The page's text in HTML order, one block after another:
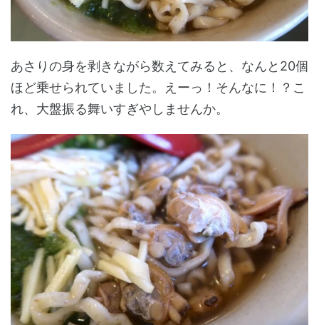
あさりの身を剥きながら数えてみると、なんと20個
ほど乗せられていました。えーっ！そんなに！？こ
れ、大盤振る舞いすぎやしませんか。